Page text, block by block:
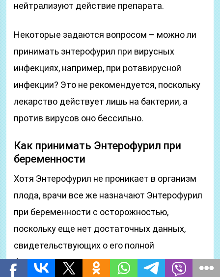
нейтрализуют действие препарата.
Некоторые задаются вопросом – можно ли
принимать энтерофурил при вирусных
инфекциях, например, при ротавирусной
инфекции? Это не рекомендуется, поскольку
лекарство действует лишь на бактерии, а
против вирусов оно бессильно.
Как принимать Энтерофурил при
беременности
Хотя Энтерофурил не проникает в организм
плода, врачи все же назначают Энтерофурил
при беременности с осторожностью,
поскольку еще нет достаточных данных,
свидетельствующих о его полной
безопасности. Если существует